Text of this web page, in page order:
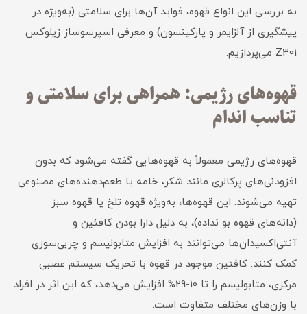
به بررسی این انواع قهوه، فواید آن‌ها برای سلامتی (به‌ویژه در
پیشگیری از آلزایمر و پارکینسون) و معرفی اسپرسوساز زیلوکس
Z301 می‌پردازیم.
قهوه‌های رژیمی: همراهی برای سلامتی و
تناسب اندام
قهوه‌های رژیمی معمولاً به قهوه‌هایی گفته می‌شود که بدون
افزودنی‌های پرکالری مانند شکر، خامه یا طعم‌دهنده‌های مصنوعی
تهیه می‌شوند. این قهوه‌ها، به‌ویژه قهوه تلخ یا قهوه سبز
(دانه‌های قهوه بو نداده)، به دلیل دارا بودن کافئین و
آنتی‌اکسیدان‌ها می‌توانند به افزایش متابولیسم و چربی‌سوزی
کمک کنند. کافئین موجود در قهوه با تحریک سیستم عصبی
مرکزی، متابولیسم را تا 10-29% افزایش می‌دهد، که این اثر در افراد
با وزن‌های مختلف متفاوت است.